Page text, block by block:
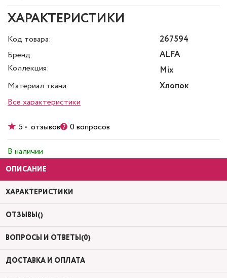
ХАРАКТЕРИСТИКИ
Код товара:
267594
Бренд:
ALFA
Коллекция:
Mix
Материал ткани:
Хлопок
Все характеристики
5 • отзывов 0 вопросов
В наличии
ОПИСАНИЕ
ХАРАКТЕРИСТИКИ
ОТЗЫВЫ()
ВОПРОСЫ И ОТВЕТЫ(0)
ДОСТАВКА И ОПЛАТА